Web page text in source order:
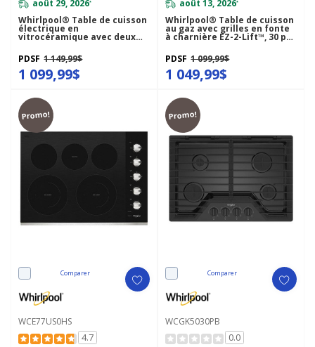
août 29, 2026*
Whirlpool® Table de cuisson
électrique en
vitrocéramique avec deux
éléments radiants doubles -
36 po WCE77US6HB
PDSF 1 149,99$
1 099,99$
août 13, 2026*
Whirlpool® Table de cuisson
au gaz avec grilles en fonte
à charnière EZ-2-Lift™, 30 po
PDSF 1 099,99$
1 049,99$
Promo!
Comparer
WCE77US0HS
4.7
Promo!
Comparer
WCGK5030PB
0.0